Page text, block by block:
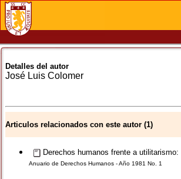
Detalles del autor
José Luis Colomer
Articulos relacionados con este autor (1)
Derechos humanos frente a
Anuario de Derechos Humanos - Año 1981 No. 1